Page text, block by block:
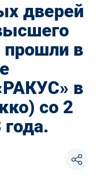
дверей
прошли в
в
со 2